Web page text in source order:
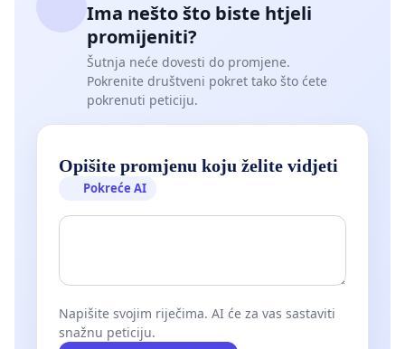
Ima nešto što biste htjeli
promijeniti?
Šutnja neće dovesti do promjene.
Pokrenite društveni pokret tako što ćete
pokrenuti peticiju.
Opišite promjenu koju želite vidjeti
Pokreće AI
Napišite svojim riječima. AI će za vas sastaviti
snažnu peticiju.